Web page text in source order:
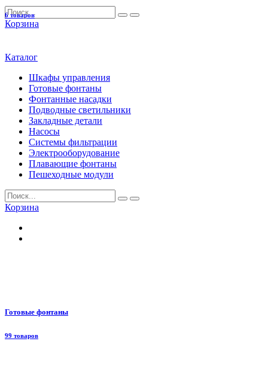
Корзина
Каталог
Шкафы управления
Готовые фонтаны
Фонтанные насадки
Подводные светильники
Закладные детали
Насосы
Системы фильтрации
Электрооборудование
Плавающие фонтаны
Пешеходные модули
Корзина
6 товаров
Готовые фонтаны
99 товаров